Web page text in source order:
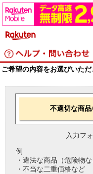
ご希望の内容をお選びいただ
不適切な商
入力フ
例
・違法な商品（危険物な
・不当な二重価格など